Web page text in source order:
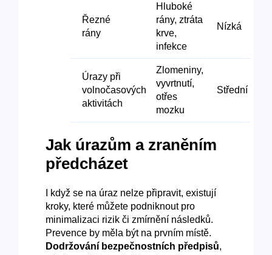
Řezné
rány
Hluboké
rány, ztráta
krve,
infekce
Nízká
Úrazy při
volnočasových
aktivitách
Zlomeniny,
vyvrtnutí,
otřes
mozku
Střední
Jak úrazům a zraněním
předcházet
I když se na úraz nelze připravit, existují
kroky, které můžete podniknout pro
minimalizaci rizik či zmírnění následků.
Prevence by měla být na prvním místě.
Dodržování bezpečnostních předpisů,